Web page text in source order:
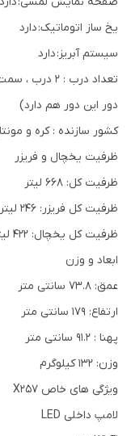
یخ ساز اتوماتیک: دارد
سیستم آبریز: دارد
تعداد درب
دور این دور هم دارد)
کشور سازنده : کره و
ظرفیت یخچال و فریزر
ظرفیت کل: 668 لیتر
ظرفیت کل فریزر: 246 لیتر
ظرفیت کل یخچال: 422 لیتر
ابعاد و وزن
عمق: 73.8 سانتی متر
ارتفاع: 179 سانتی متر
پهنا : 91.2 سانتی متر
وزن: 132 کیلوگرم
ویژگی های خاص X257
لامپ داخلی LED